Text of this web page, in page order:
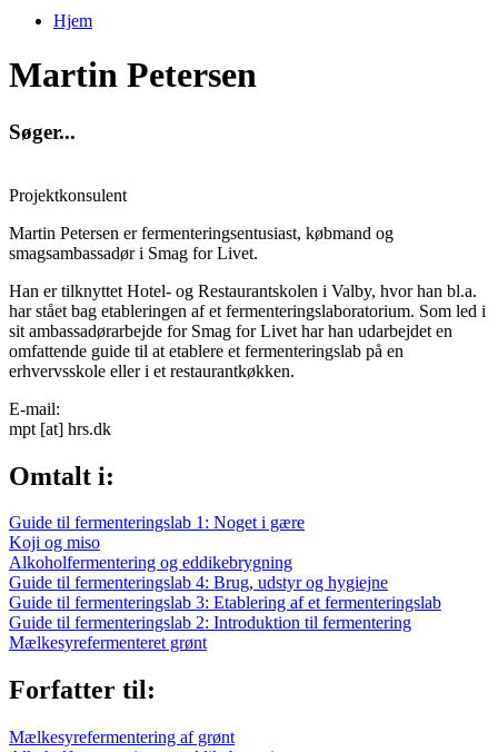
Hjem
Martin Petersen
Søger...
Projektkonsulent
Martin Petersen er fermenteringsentusiast, købmand og
smagsambassadør i Smag for Livet.
Han er tilknyttet Hotel- og Restaurantskolen i Valby, hvor han bl.a.
har stået bag etableringen af et fermenteringslaboratorium. Som led i
sit ambassadørarbejde for Smag for Livet har han udarbejdet en
omfattende guide til at etablere et fermenteringslab på en
erhvervsskole eller i et restaurantkøkken.
E-mail:
mpt [at] hrs.dk
Omtalt i:
Guide til fermenteringslab 1: Noget i gære
Koji og miso
Alkoholfermentering og eddikebrygning
Guide til fermenteringslab 4: Brug, udstyr og hygiejne
Guide til fermenteringslab 3: Etablering af et fermenteringslab
Guide til fermenteringslab 2: Introduktion til fermentering
Mælkesyrefermenteret grønt
Forfatter til:
Mælkesyrefermentering af grønt